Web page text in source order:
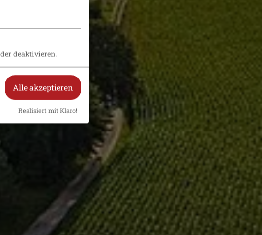
deaktivieren.
Alle akzeptieren
Realisiert mit Klaro!